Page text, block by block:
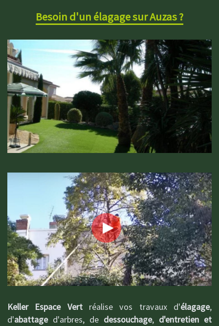
Besoin d'un élagage sur Auzas ?
Keller Espace Vertréalise vos travaux d'élagage,
d'abattaged'arbres, de dessouchage, d'entretien et